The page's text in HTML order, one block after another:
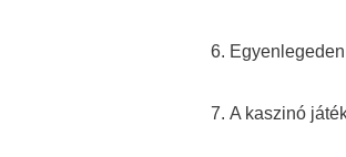
A kaszinó